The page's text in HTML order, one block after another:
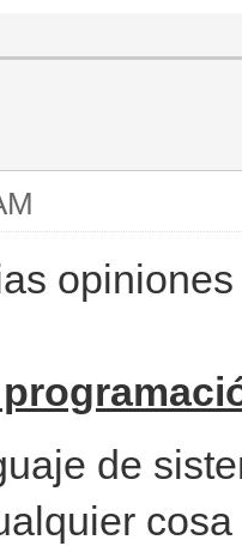
de